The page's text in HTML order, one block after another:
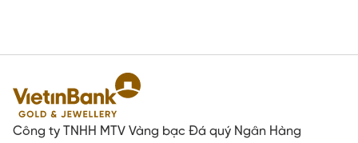
Công ty TNHH MTV Vàng bạc Đá quý Ngân Hàng